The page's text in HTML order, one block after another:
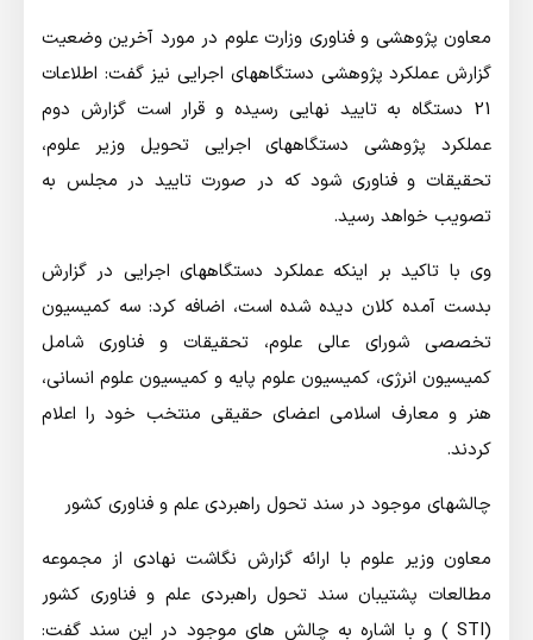
معاون پژوهشی و فناوری وزارت علوم در مورد آخرین وضعیت
گزارش عملکرد پژوهشی دستگاههای اجرایی نیز گفت: اطلاعات
21 دستگاه به تایید نهایی رسیده و قرار است گزارش دوم
عملکرد پژوهشی دستگاههای اجرایی تحویل وزیر علوم،
تحقیقات و فناوری شود که در صورت تایید در مجلس به
تصویب خواهد رسید.
وی با تاکید بر اینکه عملکرد دستگاههای اجرایی در گزارش
بدست آمده کلان دیده شده است، اضافه کرد: سه کمیسیون
تخصصی شورای عالی علوم، تحقیقات و فناوری شامل
کمیسیون انرژی، کمیسیون علوم پایه و کمیسیون علوم انسانی،
هنر و معارف اسلامی اعضای حقیقی منتخب خود را اعلام
کردند.
چالشهای موجود در سند تحول راهبردی علم و فناوری کشور
معاون وزیر علوم با ارائه گزارش نگاشت نهادی از مجموعه
مطالعات پشتیبان سند تحول راهبردی علم و فناوری کشور
(STI ) و با اشاره به چالش های موجود در این سند گفت: